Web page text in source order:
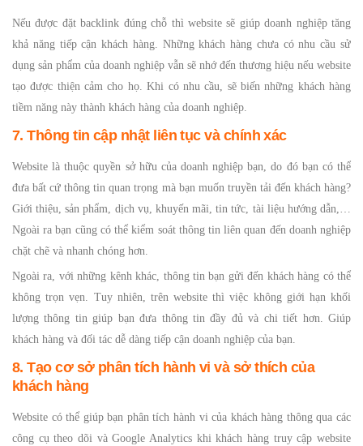
Nếu được đặt backlink đúng chỗ thì website sẽ giúp doanh nghiệp tăng
khả năng tiếp cận khách hàng. Những khách hàng chưa có nhu cầu sử
dụng sản phẩm của doanh nghiệp vẫn sẽ nhớ đến thương hiệu nếu website
tạo được thiện cảm cho họ. Khi có nhu cầu, sẽ biến những khách hàng
tiềm năng này thành khách hàng của doanh nghiệp.
7. Thông tin cập nhật liên tục và chính xác
Website là thuộc quyền sở hữu của doanh nghiệp bạn, do đó bạn có thể
đưa bất cứ thông tin quan trọng mà bạn muốn truyền tải đến khách hàng?
Giới thiệu, sản phẩm, dịch vụ, khuyến mãi, tin tức, tài liệu hướng dẫn,…
Ngoài ra bạn cũng có thể kiểm soát thông tin liên quan đến doanh nghiệp
chặt chẽ và nhanh chóng hơn.
Ngoài ra, với những kênh khác, thông tin bạn gửi đến khách hàng có thể
không trọn vẹn. Tuy nhiên, trên website thì việc không giới hạn khối
lượng thông tin giúp bạn đưa thông tin đầy đủ và chi tiết hơn. Giúp
khách hàng và đối tác dễ dàng tiếp cận doanh nghiệp của bạn.
8. Tạo cơ sở phân tích hành vi và sở thích của
khách hàng
Website có thể giúp bạn phân tích hành vi của khách hàng thông qua các
công cụ theo dõi và Google Analytics khi khách hàng truy cập website